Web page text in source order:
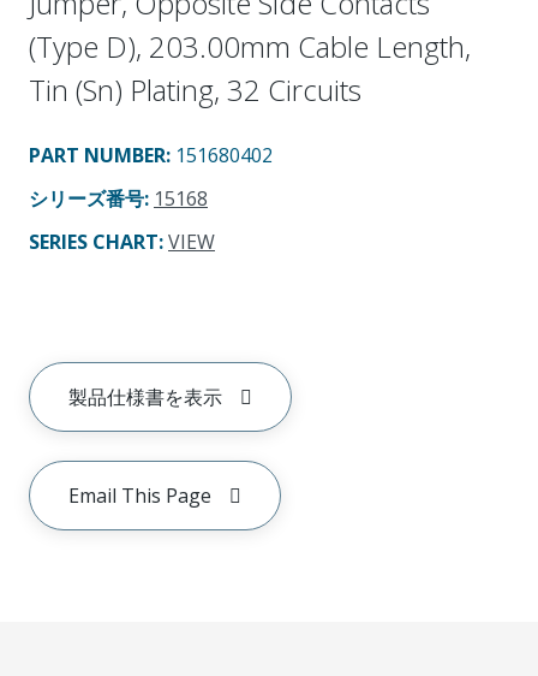
(Type D), 203.00mm Cable Length,
Tin (Sn) Plating, 32 Circuits
PART NUMBER: 151680402
シリーズ番号: 15168
SERIES CHART:VIEW
製品仕様書を表示
Email This Page